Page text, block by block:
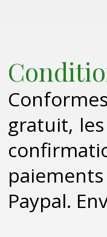
gratuit,
Paypal.